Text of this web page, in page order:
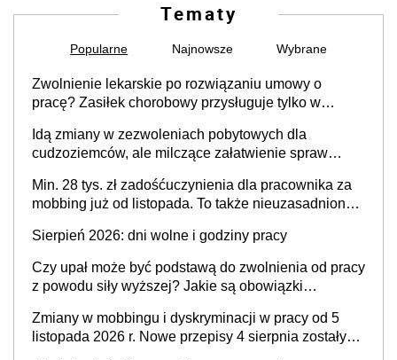
Tematy
Popularne Najnowsze Wybrane
Zwolnienie lekarskie po rozwiązaniu umowy o
pracę? Zasiłek chorobowy przysługuje tylko w
stosunku pracy
Idą zmiany w zezwoleniach pobytowych dla
cudzoziemców, ale milczące załatwienie spraw
Min. 28 tys. zł zadośćuczynienia dla pracownika za
mobbing już od listopada. To także nieuzasadniona
Sierpień 2026: dni wolne i godziny pracy
Czy upał może być podstawą do zwolnienia od pracy
z powodu siły wyższej? Jakie są obowiązki
Zmiany w mobbingu i dyskryminacji w pracy od 5
listopada 2026 r. Nowe przepisy 4 sierpnia zostały